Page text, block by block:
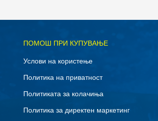
ПОМОШ ПРИ КУПУВАЊЕ
Услови на користење
Политика на приватност
Политиката за колачиња
Политика за директен маркетинг